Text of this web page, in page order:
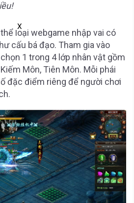
X
loại webgame nhập vai có
cấu bá đạo. Tham gia vào
1 trong 4 lớp nhân vật gồm
Môn, Tiên Môn. Mỗi phái
đặc điểm riêng để người chơi